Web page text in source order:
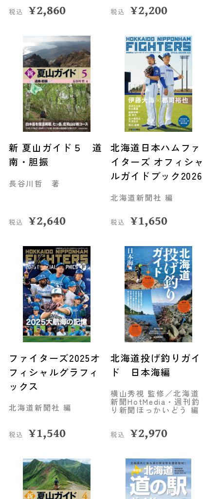
税込 ¥2,860 税込 ¥2,200
新 夏山ガイド５ 道
南・胆振
長谷川哲 著
税込 ¥2,640
北海道日本ハムファ
イターズ オフィシャ
ルガイドブック2026
北海道新聞社 編
税込 ¥1,650
ファイターズ2025オ
フィシャルグラフィ
ックス
北海道新聞社 編
税込 ¥1,540
北海道投げ釣りガイ
ド 日本海編
横山秀視 監修／北海道
新聞HotMedia・週刊釣
り新聞ほっかいどう 編
税込 ¥2,970